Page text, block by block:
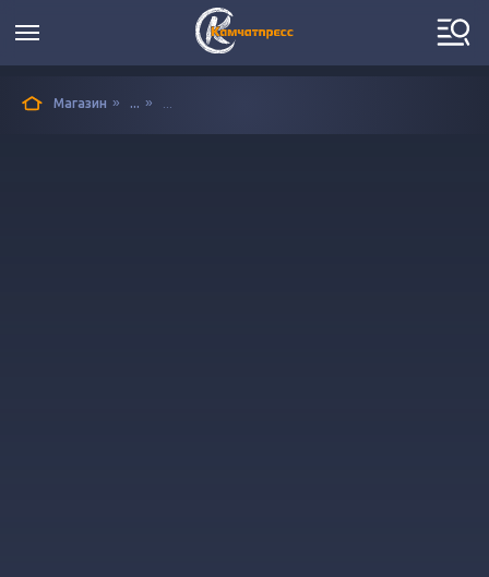
Магазин » ... »